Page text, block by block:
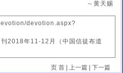
～黄天赐
devotion.aspx?
2018年11-12月（中国信徒布道
页 首| 上一篇| 下一篇